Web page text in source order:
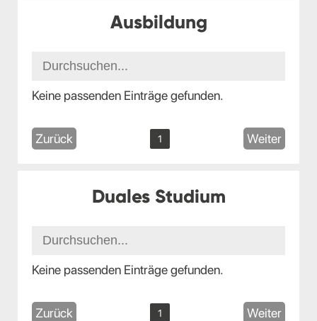
Ausbildung
Keine passenden Einträge gefunden.
Zurück 1 Weiter
Duales Studium
Keine passenden Einträge gefunden.
Zurück 1 Weiter